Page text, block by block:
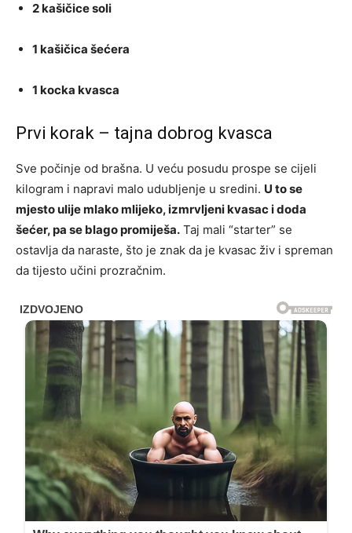
2 kašičice soli
1 kašičica šećera
1 kocka kvasca
Prvi korak – tajna dobrog kvasca
Sve počinje od brašna. U veću posudu prospe se cijeli
kilogram i napravi malo udubljenje u sredini. U to se
mjesto ulije mlako mlijeko, izmrvljeni kvasac i doda
šećer, pa se blago promiješa. Taj mali “starter” se
ostavlja da naraste, što je znak da je kvasac živ i spreman
da tijesto učini prozračnim.